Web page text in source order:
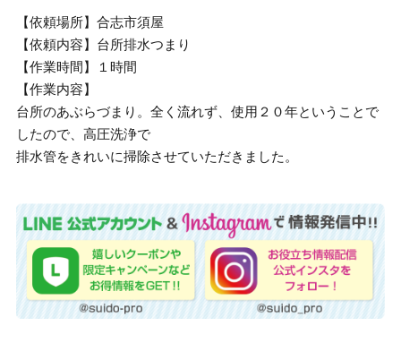
【依頼場所】合志市須屋
【依頼内容】台所排水つまり
【作業時間】１時間
【作業内容】
台所のあぶらづまり。全く流れず、使用２０年ということで
したので、高圧洗浄で
排水管をきれいに掃除させていただきました。